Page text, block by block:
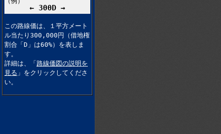
← 300D →
この路線価は、１平方メート
ル当たり300,000円（借地権
割合「D」は60%）を表しま
す。
詳細は、「 路線価図の説明を
見る 」をクリックしてくださ
い。